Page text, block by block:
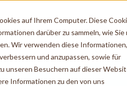
auf Ihrem Computer. Diese
darüber zu sammeln, wie Sie
Wir verwenden diese
und anzupassen, sowie für
unseren Besuchern auf dieser
Informationen zu den von uns